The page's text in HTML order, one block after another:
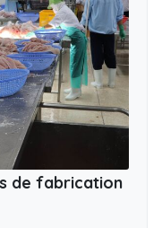
de fabrication